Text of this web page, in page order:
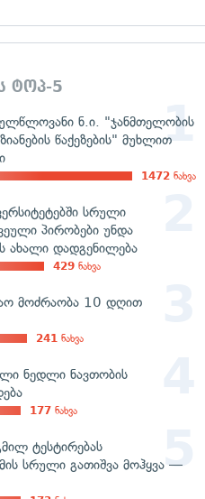
ტოპ-5
ნ.ი. "ჯანმთელობის
წაქეზების" მუხლით
1472 ნახვა
სრული
პირობები უნდა
ახალი დადგენილება
429 ნახვა
მოძრაობა 10 დღით
241 ნახვა
ნედლი ნავთობის
177 ნახვა
ტესტირებას
სრული გათიშვა მოჰყვა —